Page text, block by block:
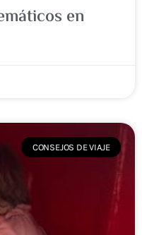
en
CONSEJOS DE VIAJE